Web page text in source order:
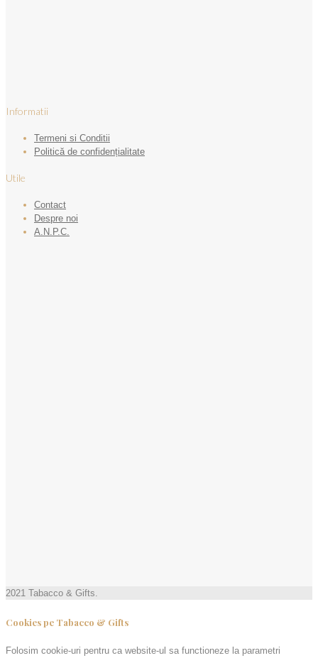
Informatii
Termeni si Conditii
Politică de confidențialitate
Utile
Contact
Despre noi
A.N.P.C.
2021 Tabacco & Gifts.
Cookies pe Tabacco & Gifts
Folosim cookie-uri pentru ca website-ul sa functioneze la parametri